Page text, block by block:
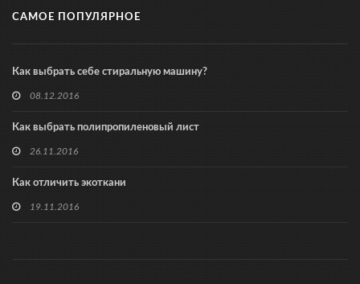
САМОЕ ПОПУЛЯРНОЕ
Как выбрать себе стиральную машину?
08.12.2016
Как выбрать полипропиленовый лист
26.11.2016
Как отличить экоткани
19.11.2016